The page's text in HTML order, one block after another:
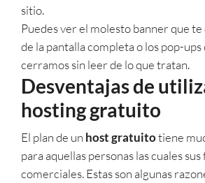
sitio.
Puedes ver el molesto banner que
de la pantalla completa o los pop-
cerramos sin leer de lo que tratan.
Desventajas de
hosting gratuito
El plan de un host gratuitotiene
para aquellas personas las cuales sus
comerciales. Estas son algunas